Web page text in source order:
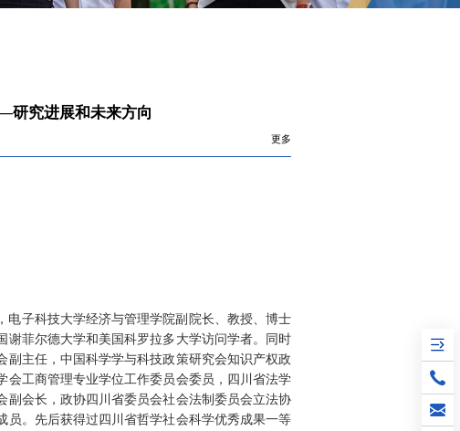
研究进展和未来方向
更多
电子科技大学经济与管理学院副院长、教授、博士
菲尔德大学和美国科罗拉多大学访问学者。同时
主任，中国科学学与科技政策研究会知识产权政
工商管理专业学位工作委员会委员，四川省法学
会长，政协四川省委员会社会法制委员会立法协
。 先后获得过四川省哲学社会科学优秀成果一等